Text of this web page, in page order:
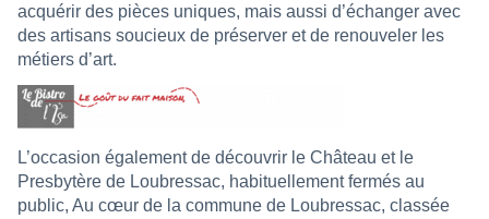
acquérir des pièces uniques, mais aussi d’échanger avec
des artisans soucieux de préserver et de renouveler les
métiers d’art.
L’occasion également de découvrir le Château et le
Presbytère de Loubressac, habituellement fermés au
public, Au cœur de la commune de Loubressac, classée